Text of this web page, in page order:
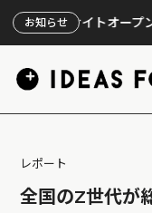
お知らせ
トオープン】映画『リ
レポート
全国のZ世代が